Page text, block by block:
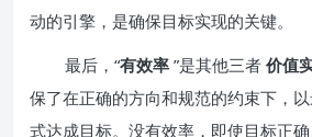
动的引擎，是确保目标实现的关键。
最后，“有效率 ”是其他三者 价值
保了在正确的方向和规范的约束下，
式达成目标。没有效率，即使目标正